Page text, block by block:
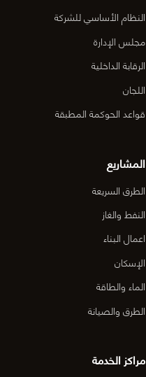
النظام الأساسي للشركة
مجلس الإدارة
الرقابة الداخلية
اللجان
قواعد الحوكمة المطبقة
المشاريع
الطرق السريعة
النفط والغاز
اعمال البناء
الإسكان
الماء والطاقة
الطرق والصيانة
مراكز الخدمة